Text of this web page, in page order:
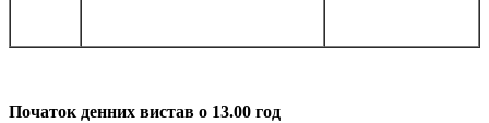
Початок денних вистав о 13.00 год